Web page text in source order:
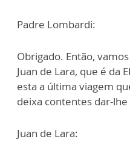
Padre Lombardi:
Obrigado. Então,
Juan de Lara, que é da
esta a última viagem
deixa contentes dar-
Juan de Lara: